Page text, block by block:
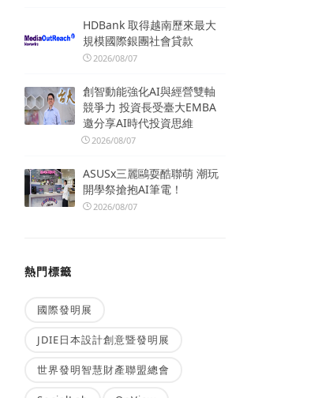
HDBank 取得越南歷來最大
規模國際銀團社會貸款
2026/08/07
創智動能強化AI與經營雙軸
競爭力 投資長受臺大EMBA
邀分享AI時代投資思維
2026/08/07
ASUSx三麗鷗耍酷聯萌 潮玩
開學祭搶抱AI筆電！
2026/08/07
熱門標籤
國際發明展
JDIE日本設計創意暨發明展
世界發明智慧財產聯盟總會